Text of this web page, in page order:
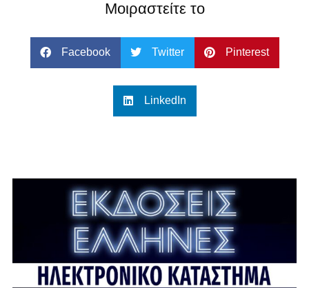
Μοιραστείτε το
Facebook Twitter Pinterest
LinkedIn